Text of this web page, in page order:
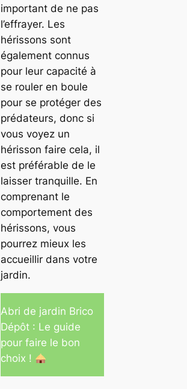
important de ne pas
l’effrayer. Les
hérissons sont
également connus
pour leur capacité à
se rouler en boule
pour se protéger des
prédateurs, donc si
vous voyez un
hérisson faire cela, il
est préférable de le
laisser tranquille. En
comprenant le
comportement des
hérissons, vous
pourrez mieux les
accueillir dans votre
jardin.
Abri de jardin Brico
Dépôt : Le guide
pour faire le bon
choix !